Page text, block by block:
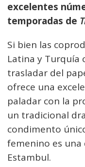
excelentes
temporadas de
Si bien las
Latina y Turquía
trasladar del
ofrece una
paladar con la
un tradicional
condimento
femenino es
Estambul.